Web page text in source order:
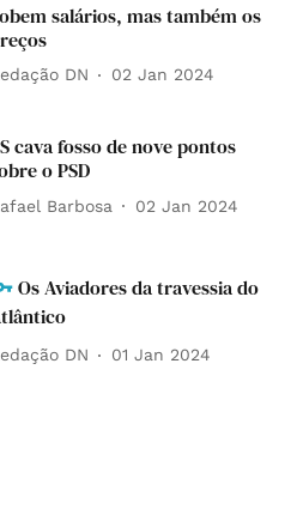
salários, mas também os
DN 02 Jan 2024
cava fosso de nove pontos
o PSD
Barbosa 02 Jan 2024
Os Aviadores da travessia do
DN 01 Jan 2024